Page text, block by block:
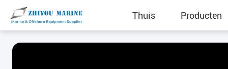
Thuis Producten